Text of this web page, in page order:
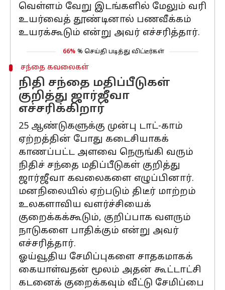
வெள்ளம் வேறு இடங்களில் மேலும் வரி
உயர்வைத் தூண்டினால் பணவீக்கம்
உயரக்கூடும் என்று அவர் எச்சரித்தார்.
66% % செய்தி படித்து விட்டீர்கள்
சந்தை கவலைகள்
நிதி சந்தை மதிப்பீடுகள்
குறித்து ஜார்ஜீவா
எச்சரிக்கிறார்
25 ஆண்டுகளுக்கு முன்பு டாட்-காம்
ஏற்றத்தின் போது கடைசியாகக்
காணப்பட்ட அளவை நெருங்கி வரும்
நிதிச் சந்தை மதிப்பீடுகள் குறித்து
ஜார்ஜீவா கவலைகளை எழுப்பினார்.
மனநிலையில் ஏற்படும் திடீர் மாற்றம்
உலகளாவிய வளர்ச்சியைக்
குறைக்கக்கூடும், குறிப்பாக வளரும்
நாடுகளை பாதிக்கும் என்று அவர்
எச்சரித்தார்.
ஓய்வூதிய சேமிப்புகளை சாதகமாகக்
கையாள்வதன் மூலம் அதன் கூட்டாட்சி
கடனைக் குறைக்கவும் வீட்டு சேமிப்பை